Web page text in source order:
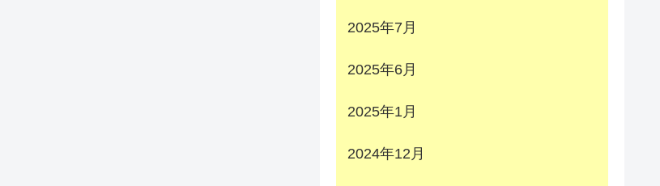
2025年7月
2025年6月
2025年1月
2024年12月